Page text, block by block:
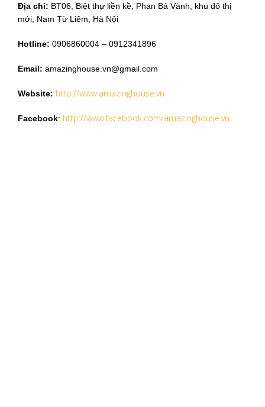
Địa chỉ: BT06, Biệt thự liền kề, Phan Bá Vành, khu đô thị
mới, Nam Từ Liêm, Hà Nội
Hotline: 0906860004 – 0912341896
Email: amazinghouse.vn@gmail.com
Website: http://www.amazinghouse.vn
Facebook: http://www.facebook.com/amazinghouse.vn